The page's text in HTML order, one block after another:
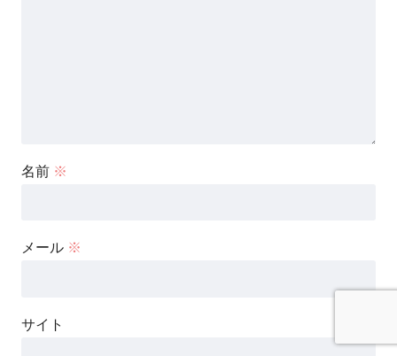
名前 ※
メール ※
サイト